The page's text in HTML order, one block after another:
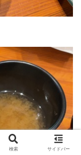
検索 サイドバー